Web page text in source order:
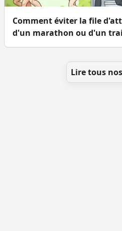
Comment éviter la file
d'un marathon ou d'un
Lire tous